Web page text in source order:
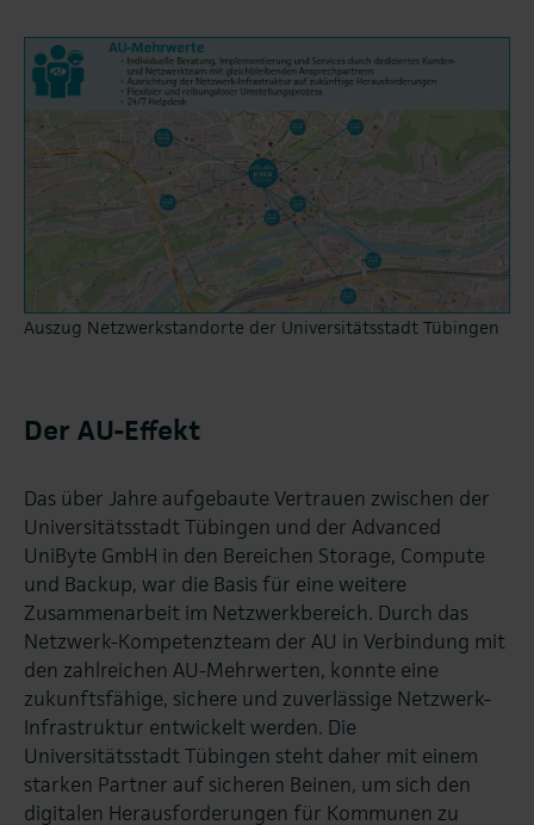
Auszug Netzwerkstandorte der Universitätsstadt Tübingen
Der AU-Effekt
Das über Jahre aufgebaute Vertrauen zwischen der
Universitätsstadt Tübingen und der Advanced
UniByte GmbH in den Bereichen Storage, Compute
und Backup, war die Basis für eine weitere
Zusammenarbeit im Netzwerkbereich. Durch das
Netzwerk-Kompetenzteam der AU in Verbindung mit
den zahlreichen AU-Mehrwerten, konnte eine
zukunftsfähige, sichere und zuverlässige Netzwerk-
Infrastruktur entwickelt werden. Die
Universitätsstadt Tübingen steht daher mit einem
starken Partner auf sicheren Beinen, um sich den
digitalen Herausforderungen für Kommunen zu